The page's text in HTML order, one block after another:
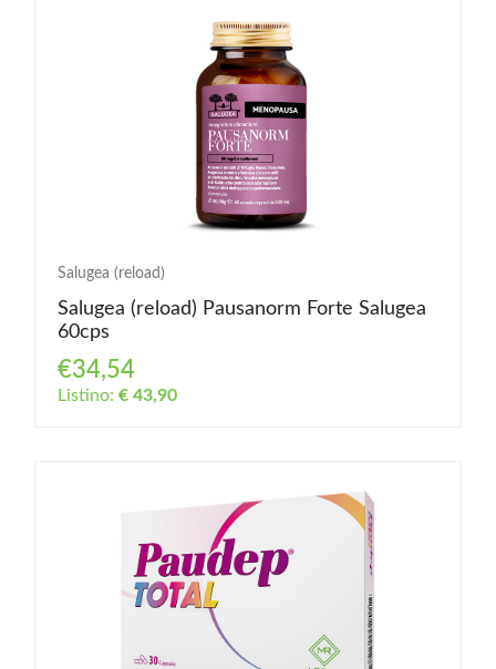
Salugea (reload)
Salugea (reload) Pausanorm Forte Salugea
60cps
€34,54
Listino: € 43,90